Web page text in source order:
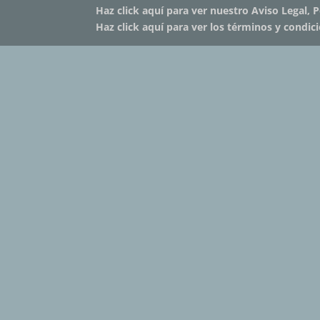
Haz click aquí para ver nuestro Aviso Legal,
Haz click aquí para ver los términos y